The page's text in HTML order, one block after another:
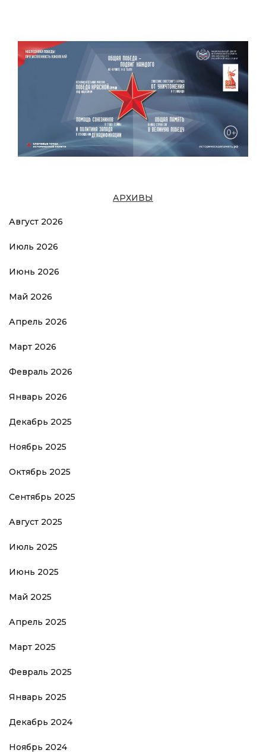
АРХИВЫ
Август 2026
Июль 2026
Июнь 2026
Май 2026
Апрель 2026
Март 2026
Февраль 2026
Январь 2026
Декабрь 2025
Ноябрь 2025
Октябрь 2025
Сентябрь 2025
Август 2025
Июль 2025
Июнь 2025
Май 2025
Апрель 2025
Март 2025
Февраль 2025
Январь 2025
Декабрь 2024
Ноябрь 2024